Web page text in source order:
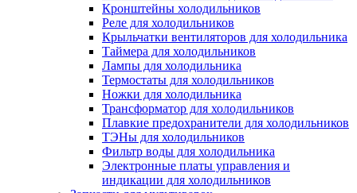
Кронштейны холодильников
Реле для холодильников
Крыльчатки вентиляторов для холодильника
Таймера для холодильников
Лампы для холодильника
Термостаты для холодильников
Ножки для холодильника
Трансформатор для холодильников
Плавкие предохранители для холодильников
ТЭНы для холодильников
Фильтр воды для холодильника
Электронные платы управления и
индикации для холодильников